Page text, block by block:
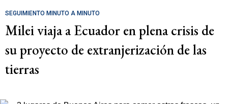
SEGUIMIENTO MINUTO A MINUTO
Milei viaja a Ecuador en plena crisis de
su proyecto de extranjerización de las
tierras